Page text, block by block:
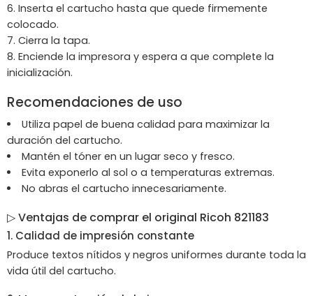
Inserta el cartucho hasta que quede firmemente
colocado.
Cierra la tapa.
Enciende la impresora y espera a que complete la
inicialización.
Recomendaciones de uso
Utiliza papel de buena calidad para maximizar la
duración del cartucho.
Mantén el tóner en un lugar seco y fresco.
Evita exponerlo al sol o a temperaturas extremas.
No abras el cartucho innecesariamente.
▷ Ventajas de comprar el original Ricoh 821183
1. Calidad de impresión constante
Produce textos nítidos y negros uniformes durante toda la
vida útil del cartucho.